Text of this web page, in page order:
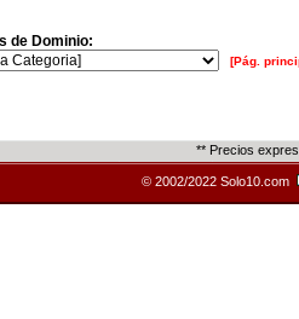
de Dominio:
[Pág.
** Precios
© 2002/2022 Solo10.com